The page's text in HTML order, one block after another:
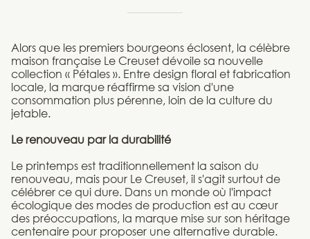
Alors que les premiers bourgeons éclosent, la célèbre
maison française Le Creuset dévoile sa nouvelle
collection « Pétales ». Entre design floral et fabrication
locale, la marque réaffirme sa vision d'une
consommation plus pérenne, loin de la culture du
jetable.
Le renouveau par la durabilité
Le printemps est traditionnellement la saison du
renouveau, mais pour Le Creuset, il s'agit surtout de
célébrer ce qui dure. Dans un monde où l'impact
écologique des modes de production est au cœur
des préoccupations, la marque mise sur son héritage
centenaire pour proposer une alternative durable.